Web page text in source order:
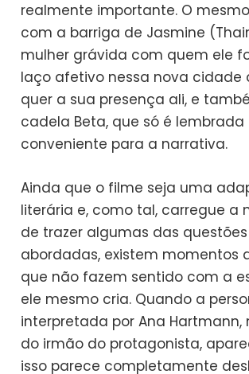
realmente importante. O
com a barriga de Jasmine
mulher grávida com quem ele
laço afetivo nessa nova cidade
quer a sua presença ali, e
cadela Beta, que só é
conveniente para a narrativa.
Ainda que o filme seja uma
literária e, como tal, carregue a
de trazer algumas das
abordadas, existem momentos
que não fazem sentido com a
ele mesmo cria. Quando a
interpretada por Ana
do irmão do protagonista,
isso parece completamente